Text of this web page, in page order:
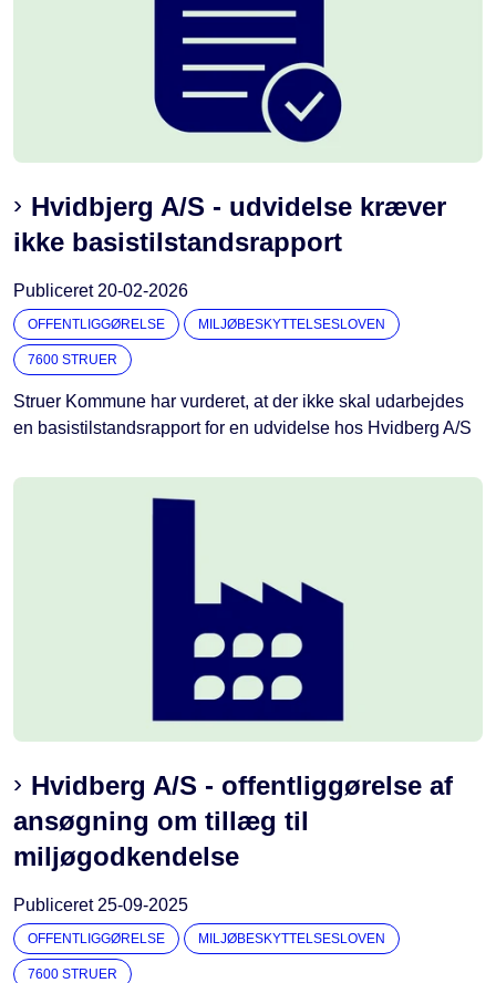
Hvidbjerg A/S - udvidelse kræver
ikke basistilstandsrapport
Publiceret 20-02-2026
OFFENTLIGGØRELSE MILJØBESKYTTELSESLOVEN
7600 STRUER
Struer Kommune har vurderet, at der ikke skal udarbejdes
en basistilstandsrapport for en udvidelse hos Hvidberg A/S
Hvidberg A/S - offentliggørelse af
ansøgning om tillæg til
miljøgodkendelse
Publiceret 25-09-2025
OFFENTLIGGØRELSE MILJØBESKYTTELSESLOVEN
7600 STRUER